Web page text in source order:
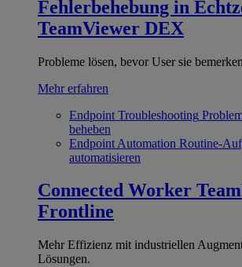
Fehlerbehebung in
TeamViewer DEX
Probleme lösen, bevor User sie
Mehr erfahren
Endpoint Troubleshooting
beheben
Endpoint Automation Routine-
automatisieren
Connected Worker
Frontline
Mehr Effizienz mit industriellen
Lösungen.